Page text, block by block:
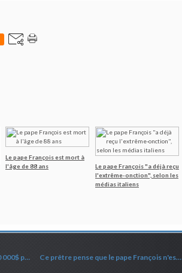
Le pape François est mort à
l'âge de 88 ans
Le pape François "a déjà reçu
l'extrême-onction", selon les
médias italiens
L'ancienne pasteure Ana Akiva a finalement accepté 80 000$ pour un film porno Ce prêtre pense que le pape François n'est pas le pape